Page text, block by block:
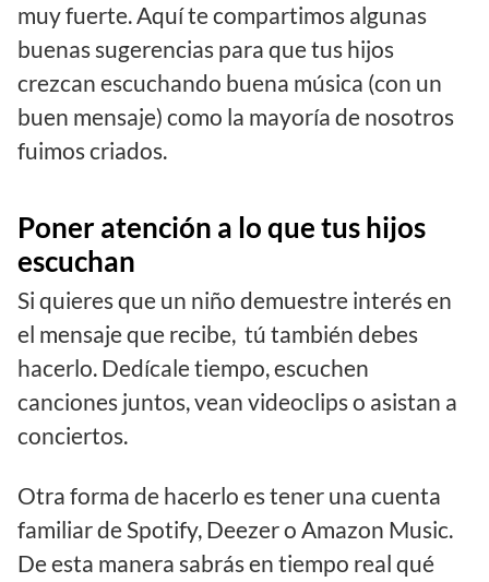
muy fuerte. Aquí te compartimos algunas
buenas sugerencias para que tus hijos
crezcan escuchando buena música (con un
buen mensaje) como la mayoría de nosotros
fuimos criados.
Poner atención a lo que tus hijos
escuchan
Si quieres que un niño demuestre interés en
el mensaje que recibe, tú también debes
hacerlo. Dedícale tiempo, escuchen
canciones juntos, vean videoclips o asistan a
conciertos.
Otra forma de hacerlo es tener una cuenta
familiar de Spotify, Deezer o Amazon Music.
De esta manera sabrás en tiempo real qué